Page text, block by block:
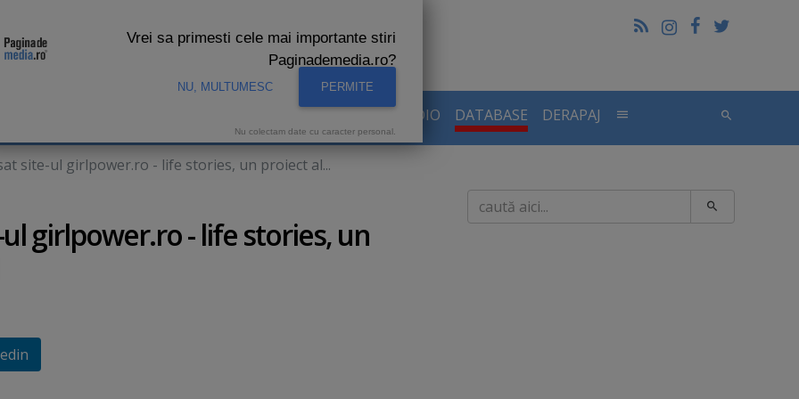
AUDIENTE RADIO DATABASE DERAPAJ
site-ul girlpower.ro - life stories, un proiect al...
ul girlpower.ro - life stories, un
Caută
Vrei sa primesti cele mai importante stiri
Paginademedia.ro?
NU, MULTUMESC PERMITE
Nu colectam date cu caracter personal.